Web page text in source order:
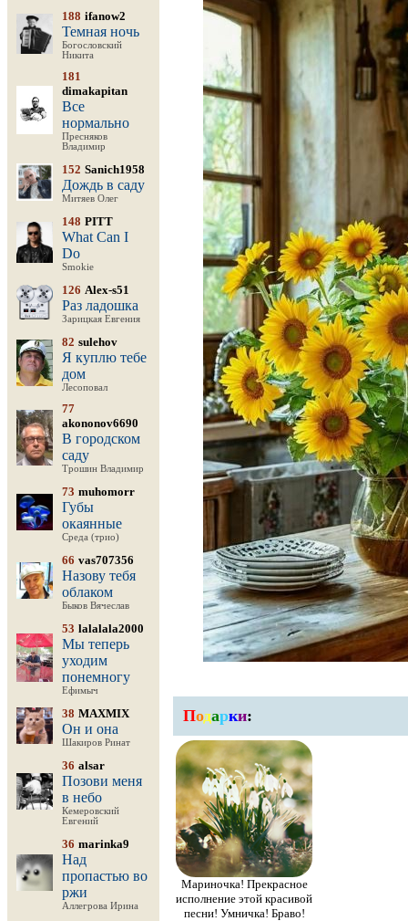
188 ifanow2
Темная ночь
Богословский
Никита
181
dimakapitan
Все
нормально
Пресняков
Владимир
152 Sanich1958
Дождь в саду
Митяев Олег
148 PITT
What Can I
Do
Smokie
126 Alex-s51
Раз ладошка
Зарицкая Евгения
82 sulehov
Я куплю тебе
дом
Лесоповал
77
akononov6690
В городском
саду
Трошин Владимир
73 muhomorr
Губы
окаянные
Среда (трио)
66 vas707356
Назову тебя
облаком
Быков Вячеслав
53 lalalala2000
Мы теперь
уходим
понемногу
Ефимыч
38 MAXMIX
Он и она
Шакиров Ринат
36 alsar
Позови меня
в небо
Кемеровский
Евгений
36 marinka9
Над
пропастью во
ржи
Аллегрова Ирина
Подарки:
Мариночка! Прекрасное
исполнение этой красивой
песни! Умничка! Браво!